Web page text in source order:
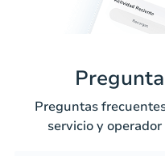
Preguntas
servicio y